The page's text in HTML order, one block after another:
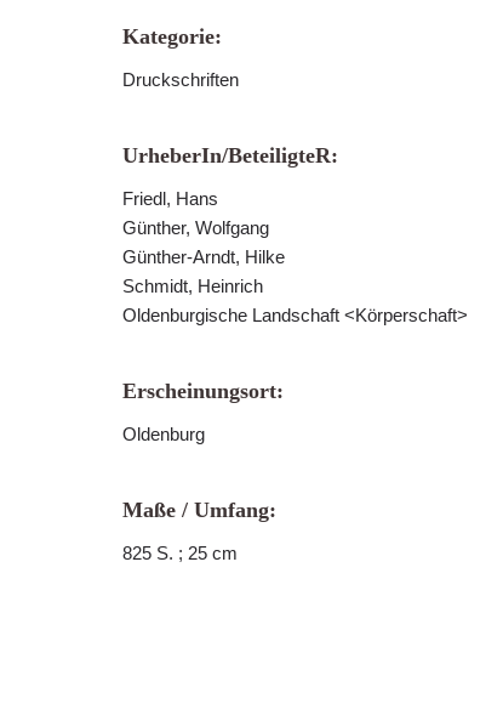
Kategorie:
Druckschriften
UrheberIn/BeteiligteR:
Friedl, Hans
Günther, Wolfgang
Günther-Arndt, Hilke
Schmidt, Heinrich
Oldenburgische Landschaft <Körperschaft>
Erscheinungsort:
Oldenburg
Maße / Umfang:
825 S. ; 25 cm